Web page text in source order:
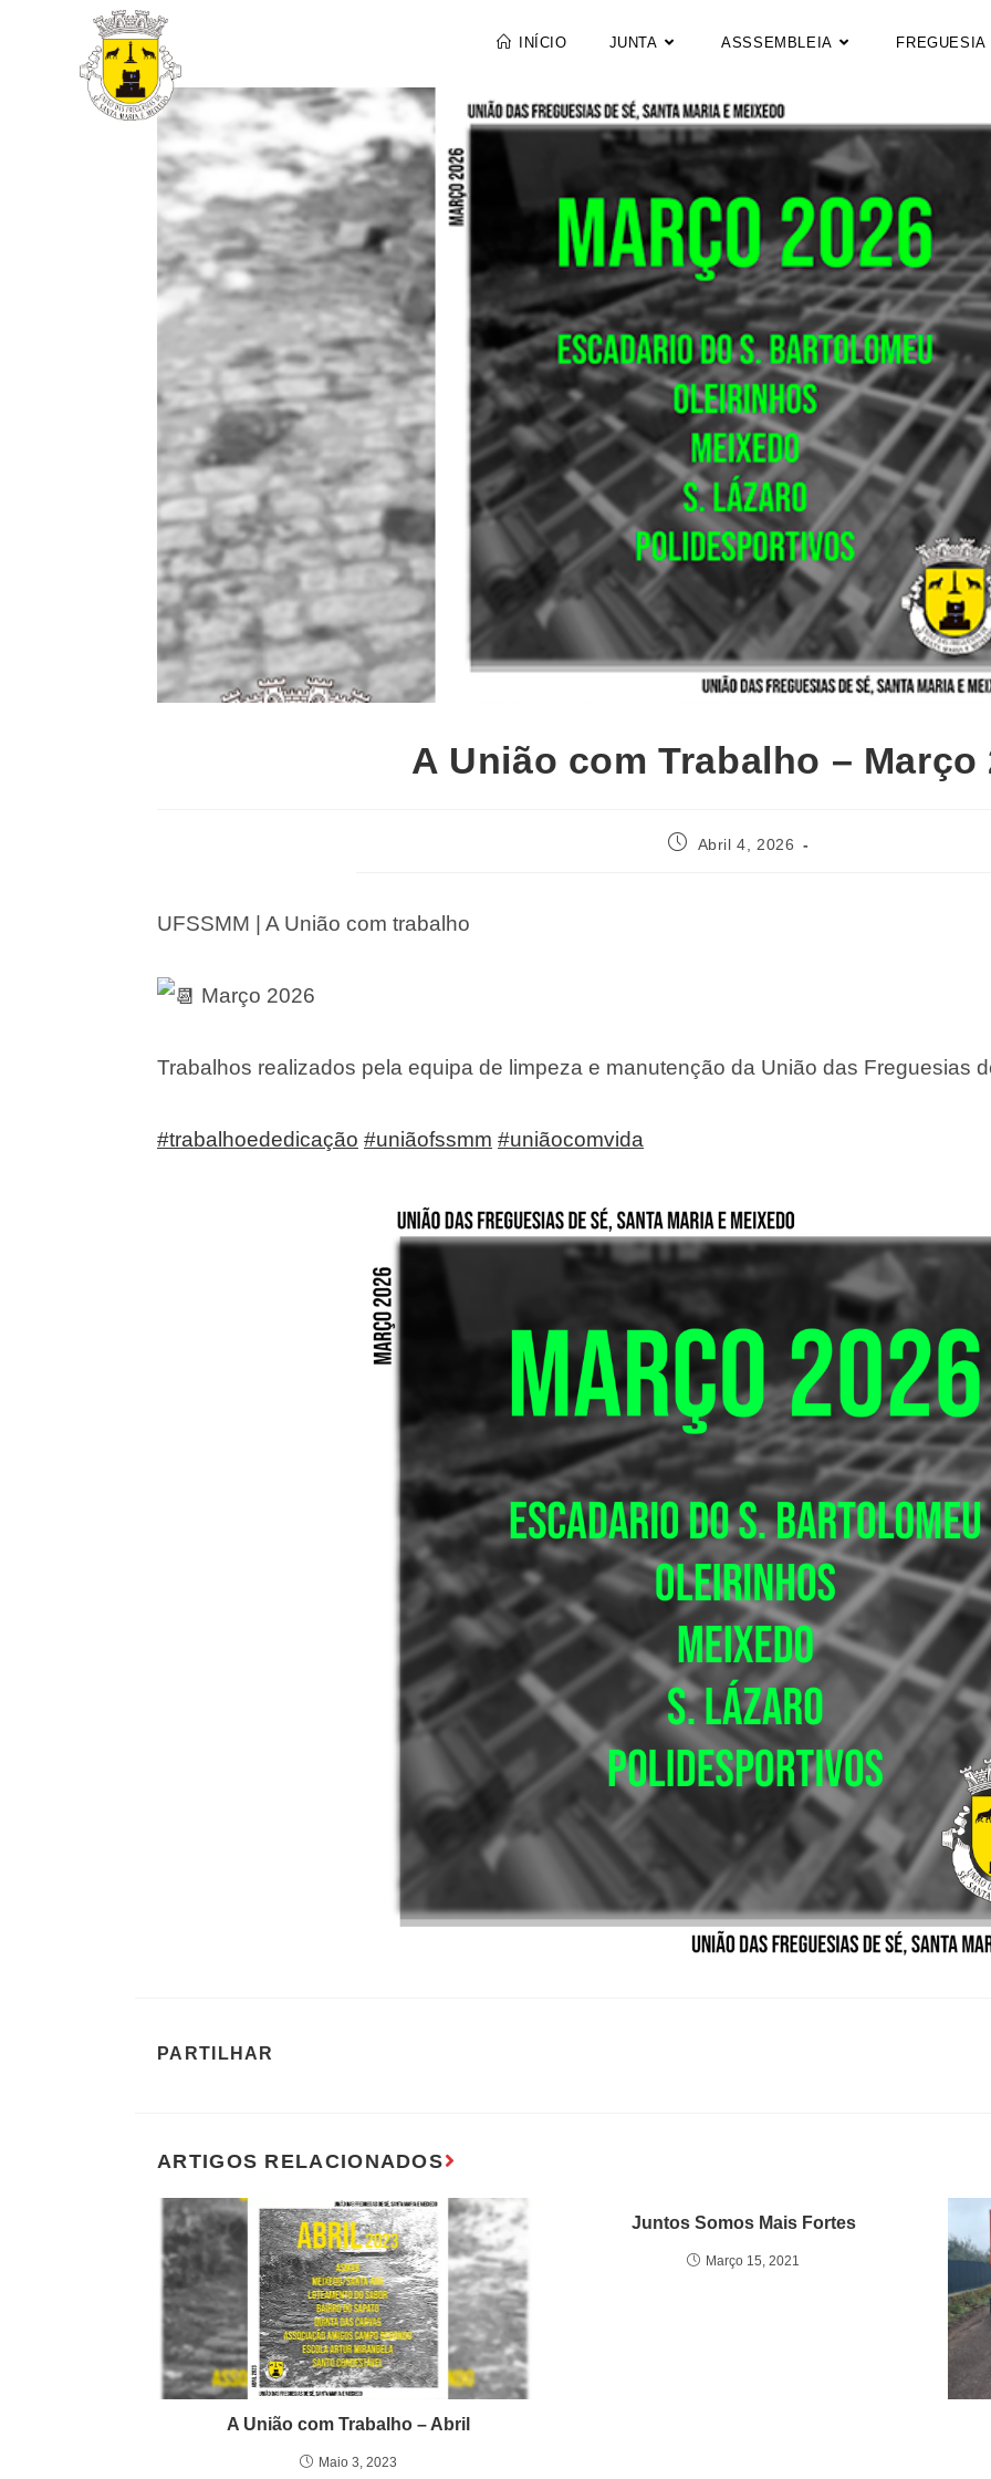
INÍCIO JUNTA ASSSEMBLEIA FREGUESIA
A União com Trabalho – Março
Abril 4, 2026
UFSSMM | A União com trabalho
Março 2026
Trabalhos realizados pela equipa de limpeza e manutenção da União das Freguesias
#trabalhoededicação #uniãofssmm #uniãocomvida
A União com Trabalho – Abril
Maio 3, 2023
Juntos Somos Mais Fortes
Março 15, 2021